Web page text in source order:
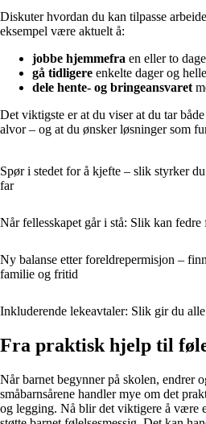
Diskuter hvordan du kan tilpasse
eksempel være aktuelt å:
jobbe hjemmefra en eller to
gå tidligere enkelte dager og
dele hente- og bringeansvaret
Det viktigste er at du viser at du tar
alvor – og at du ønsker løsninger som
Spør i stedet for å kjefte – slik styrker
far
Når fellesskapet går i stå: Slik kan
Ny balanse etter foreldrepermisjon –
familie og fritid
Inkluderende lekeavtaler: Slik gir du
Fra praktisk hjelp til
Når barnet begynner på skolen, endrer
småbarnsårene handler mye om det
og legging. Nå blir det viktigere å være